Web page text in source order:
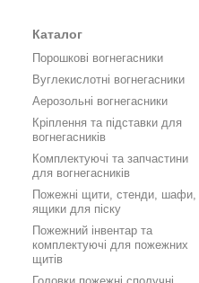
Каталог
Порошкові вогнегасники
Вуглекислотні вогнегасники
Аерозольні вогнегасники
Кріплення та підставки для
вогнегасників
Комплектуючі та запчастини
для вогнегасників
Пожежні щити, стенди, шафи,
ящики для піску
Пожежний інвентар та
комплектуючі для пожежних
щитів